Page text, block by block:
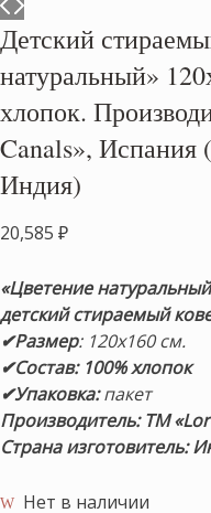
Детский
натуральный»
хлопок.
Canals», Испания
Индия)
20,585 ₽
«Цветение
детский стираемый
✔Размер: 120х160 см.
✔Состав: 100% хлопок
✔Упаковка:пакет
Производитель: ТМ
Страна изготовитель:
Нет в наличии